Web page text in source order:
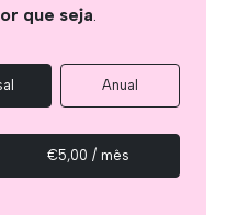
que seja.
Anual
€5,00 / mês